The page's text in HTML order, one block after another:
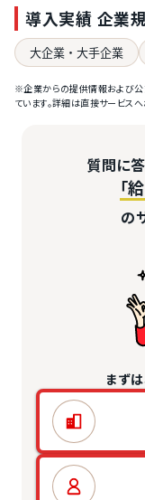
導入実績 企業
大企業・大手企業
※企業からの提供情報および公
ています。詳細は直接サービス
質問に
「
の
まず